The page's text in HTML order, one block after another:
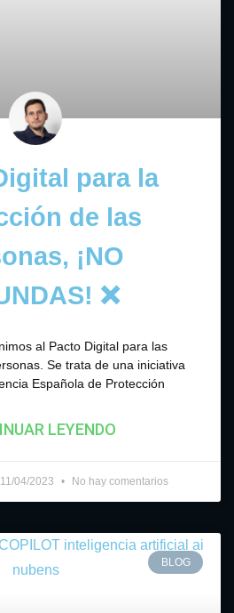
para la
de las
¡NO
❌
al Pacto Digital para las
Se trata de una iniciativa
Española de Protección
LEYENDO
11/04/2023 No hay comentarios
BLOG